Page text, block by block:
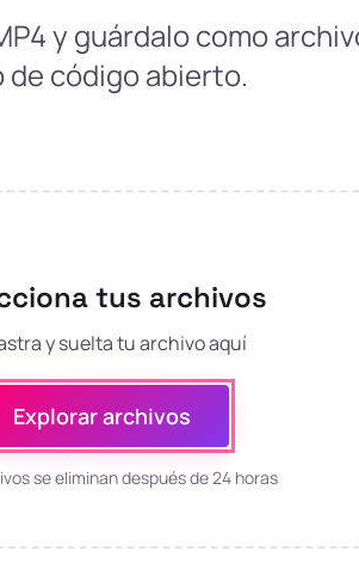
y guárdalo como
de código abierto.
tus archivos
y suelta tu archivo aquí
Explorar archivos
se eliminan después de 24 horas